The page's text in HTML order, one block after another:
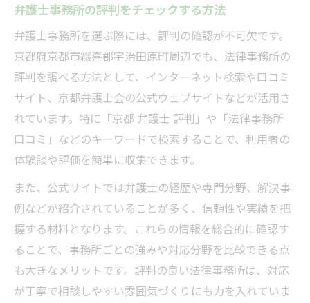
弁護士事務所の評判をチェックする方法
弁護士事務所を選ぶ際には、評判の確認が不可欠です。
京都府京都市綴喜郡宇治田原町周辺でも、法律事務所の
評判を調べる方法として、インターネット検索や口コミ
サイト、京都弁護士会の公式ウェブサイトなどが活用さ
れています。特に「京都 弁護士 評判」や「法律事務所
口コミ」などのキーワードで検索することで、利用者の
体験談や評価を簡単に収集できます。
また、公式サイトでは弁護士の経歴や専門分野、解決事
例などが紹介されていることが多く、信頼性や実績を把
握する材料となります。これらの情報を総合的に確認す
ることで、事務所ごとの強みや対応分野を比較できる点
も大きなメリットです。評判の良い法律事務所は、対応
が丁寧で相談しやすい雰囲気づくりにも力を入れていま